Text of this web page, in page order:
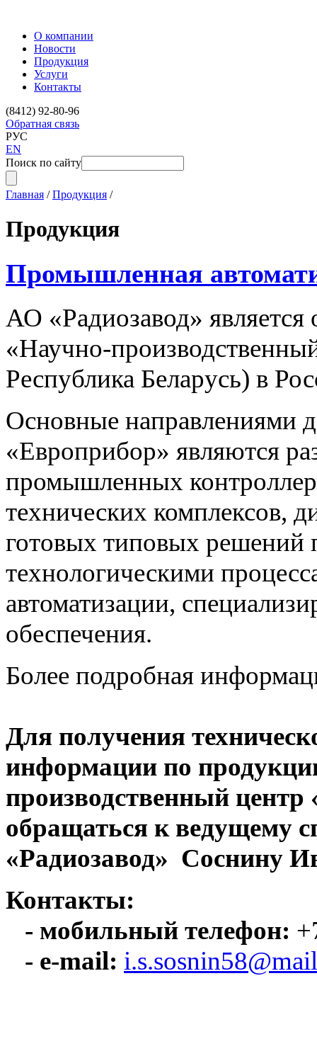
О компании
Новости
Продукция
Услуги
Контакты
(8412) 92-80-96
Обратная связь
РУС
EN
Поиск по сайту
Главная /Продукция /
Продукция
Промышленная
АО «Радиозавод»
«Научно-
Республика Беларусь) в
Основные
«Европрибор» являются
промышленных
технических комплексов,
готовых типовых решений
технологическими
автоматизации,
обеспечения.
Более подробная
Для получения
информации по
производственный
обращаться к ведущему
«Радиозавод» Соснину
Контакты:
- мобильный телефон:
- e-mail: